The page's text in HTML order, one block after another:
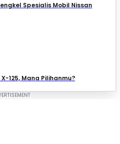
Spesialis Mobil Nissan
125, Mana Pilihanmu?